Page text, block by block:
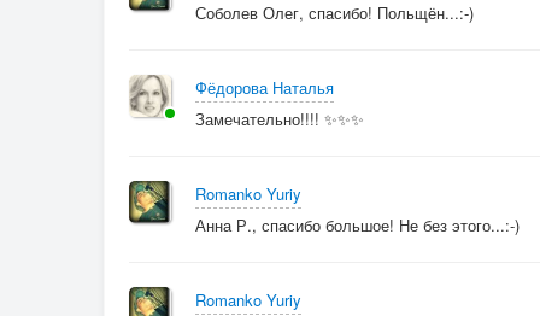
Соболев Олег, спасибо! Польщён...:-)
Фёдорова Наталья
Замечательно!!!! ✨✨✨
Romanko Yuriy
Анна Р., спасибо большое! Не без этого...:-)
Romanko Yuriy